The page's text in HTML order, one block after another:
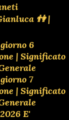
👫 |
6
| Significato
7
| Significato
E'